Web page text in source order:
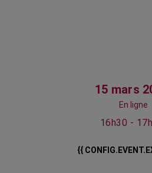
15 mars
En ligne
16h30 -
{{